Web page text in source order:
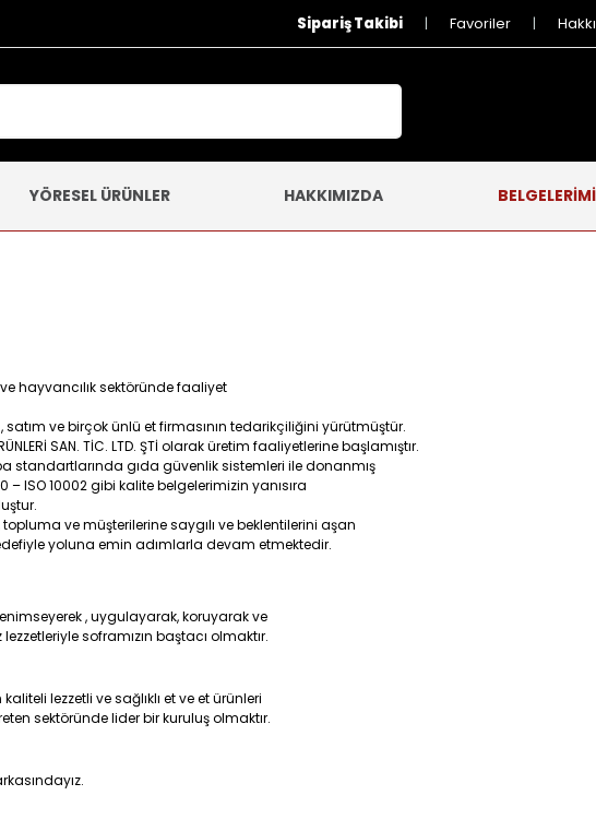
Sipariş Takibi Favoriler
YÖRESEL ÜRÜNLER HAKKIMIZDA
hayvancılık sektöründe faaliyet
ve birçok ünlü et firmasının tedarikçiliğini yürütmüştür.
SAN. TİC. LTD. ŞTİ olarak üretim faaliyetlerine başlamıştır.
standartlarında gıda güvenlik sistemleri ile donanmış
– ISO 10002 gibi kalite belgelerimizin yanısıra
ve müşterilerine saygılı ve beklentilerini aşan
yoluna emin adımlarla devam etmektedir.
benimseyerek , uygulayarak, koruyarak ve
soframızın baştacı olmaktır.
lezzetli ve sağlıklı et ve et ürünleri
sektöründe lider bir kuruluş olmaktır.